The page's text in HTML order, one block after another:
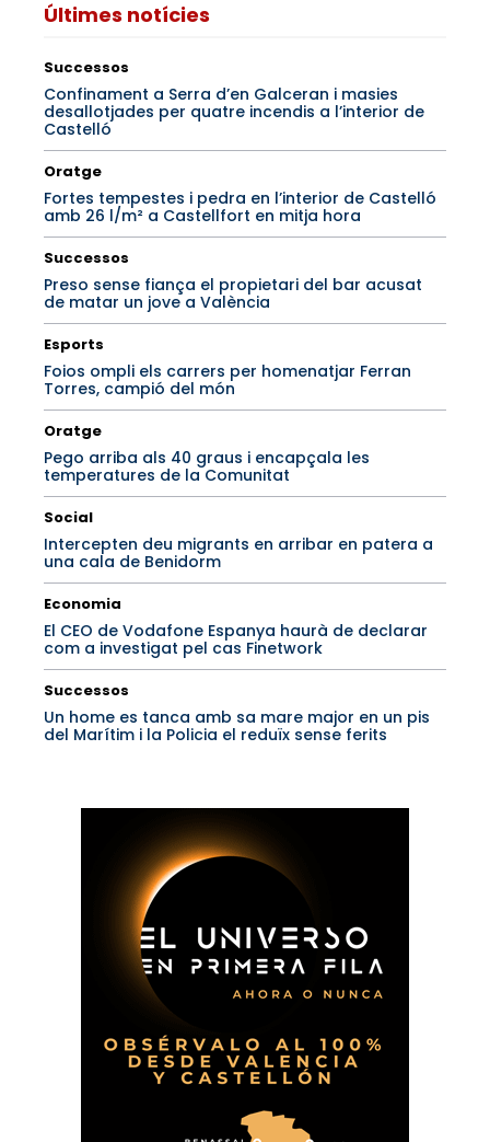
Últimes notícies
Successos
Confinament a Serra d’en Galceran i masies
desallotjades per quatre incendis a l’interior de
Castelló
Oratge
Fortes tempestes i pedra en l’interior de Castelló
amb 26 l/m² a Castellfort en mitja hora
Successos
Preso sense fiança el propietari del bar acusat
de matar un jove a València
Esports
Foios ompli els carrers per homenatjar Ferran
Torres, campió del món
Oratge
Pego arriba als 40 graus i encapçala les
temperatures de la Comunitat
Social
Intercepten deu migrants en arribar en patera a
una cala de Benidorm
Economia
El CEO de Vodafone Espanya haurà de declarar
com a investigat pel cas Finetwork
Successos
Un home es tanca amb sa mare major en un pis
del Marítim i la Policia el reduïx sense ferits